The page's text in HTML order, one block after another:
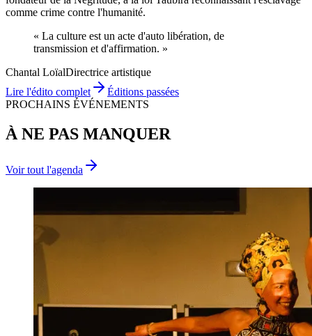
comme crime contre l'humanité.
« La culture est un acte d'auto libération, de
transmission et d'affirmation. »
Chantal LoïalDirectrice artistique
Lire l'édito complet
Éditions passées
PROCHAINS ÉVÉNEMENTS
À NE PAS MANQUER
Voir tout l'agenda